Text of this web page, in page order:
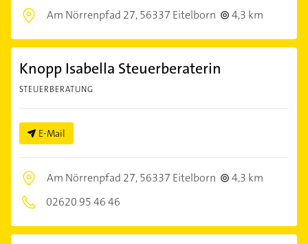
Am Nörrenpfad 27,56337 Eitelborn 4,3 km
Knopp Isabella Steuerberaterin
STEUERBERATUNG
E-Mail
Am Nörrenpfad 27,56337 Eitelborn
4,3 km
02620 95 46 46